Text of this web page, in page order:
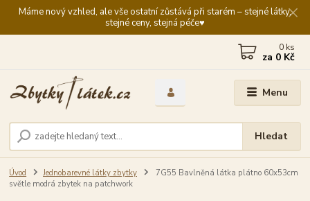
Máme nový vzhled, ale vše ostatní zůstává při starém – stejné látky,
stejné ceny, stejná péče♥️
Menu
Hledat
0 ks
za 0 Kč
Úvod Jednobarevné látky zbytky
7G55 Bavlněná látka plátno 60x53cm
světle modrá zbytek na patchwork